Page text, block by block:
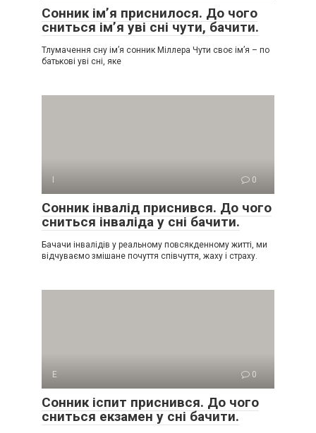
Сонник ім’я приснилося. До чого
сниться ім’я уві сні чути, бачити.
Тлумачення сну ім’я сонник Міллера Чути своє ім’я – по
батькові уві сні, яке
І 0
Сонник інвалід приснився. До чого
сниться інваліда у сні бачити.
Бачачи інвалідів у реальному повсякденному житті, ми
відчуваємо змішане почуття співчуття, жаху і страху.
Е 0
Сонник іспит приснився. До чого
сниться екзамен у сні бачити.